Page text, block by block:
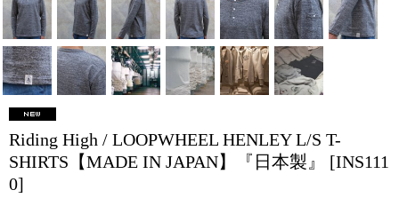
Riding High / LOOPWHEEL HENLEY L/S T-
SHIRTS【MADE IN JAPAN】『日本製』 [INS111
0]